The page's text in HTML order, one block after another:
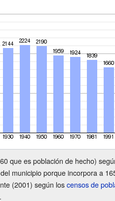
que es población de hecho)
municipio porque incorpora a
(2001) según loscensos de